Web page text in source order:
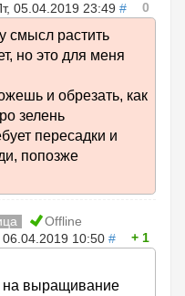
05.04.2019 23:49 # 0
смысл растить
но это для меня
и обрезать, как
зелень
пересадки и
попозже
Offline
10:50 # 1
на выращивание